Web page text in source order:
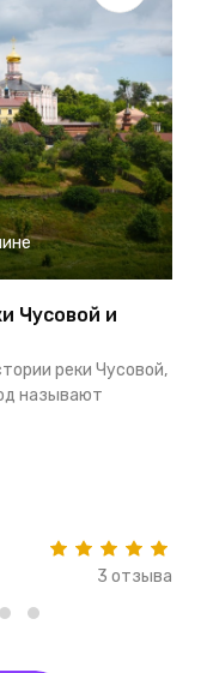
Чусовой и
реки Чусовой,
называют
3 отзыва